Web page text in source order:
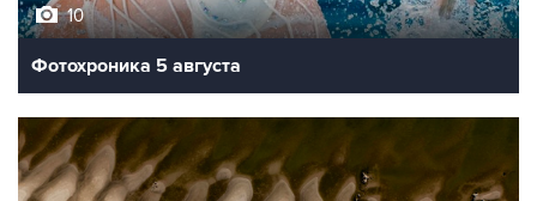
10
Фотохроника 5 августа